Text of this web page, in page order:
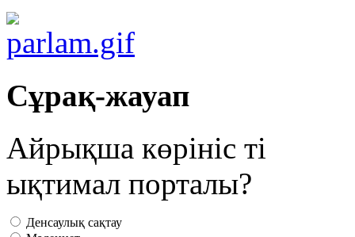
Сұрақ-жауап
Айрықша көрініс ті
ықтимал порталы?
Денсаулық сақтау